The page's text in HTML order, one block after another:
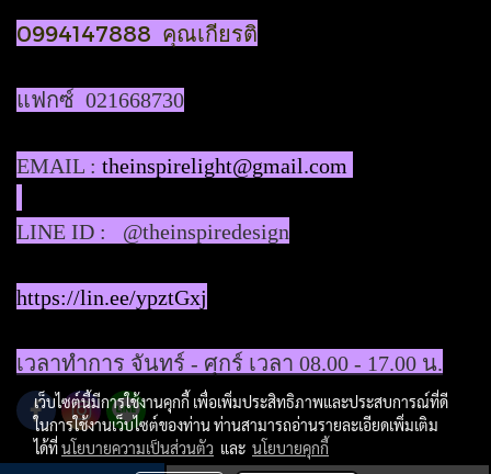
0994147888 คุณเกียรติ
แฟกซ์ 021668730
EMAIL : theinspirelight@gmail.com
LINE ID : @theinspiredesign
https://lin.ee/ypztGxj
เวลาทำการ จันทร์ - ศุกร์ เวลา 08.00 - 17.00 น.
เว็บไซต์นี้มีการใช้งานคุกกี้ เพื่อเพิ่มประสิทธิภาพและประสบการณ์ที่ดี
ในการใช้งานเว็บไซต์ของท่าน ท่านสามารถอ่านรายละเอียดเพิ่มเติม
ได้ที่นโยบายความเป็นส่วนตัว และ นโยบายคุกกี้